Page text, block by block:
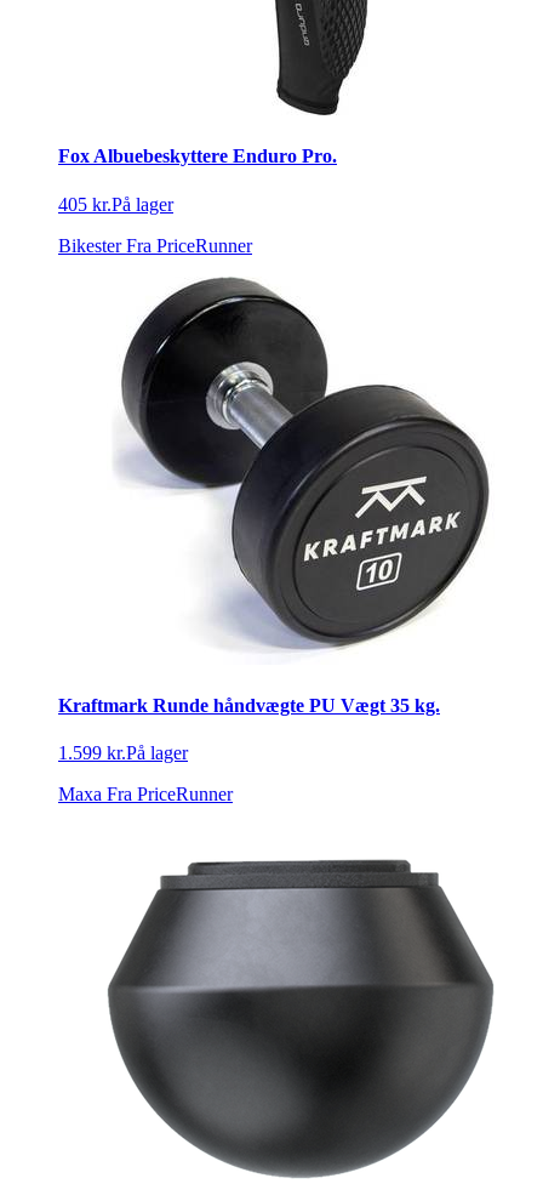
Fox Albuebeskyttere Enduro Pro.
405 kr.På lager
Bikester Fra PriceRunner
Kraftmark Runde håndvægte PU Vægt 35 kg.
1.599 kr.På lager
Maxa Fra PriceRunner